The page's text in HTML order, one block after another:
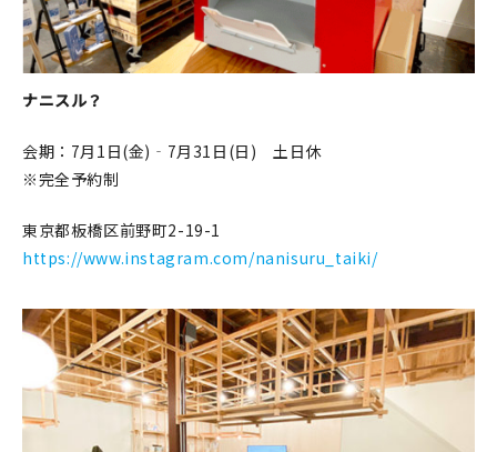
ナニスル？
会期：7月1日(金)‐7月31日(日) 土日休
※完全予約制
東京都板橋区前野町2-19-1
https://www.instagram.com/nanisuru_taiki/